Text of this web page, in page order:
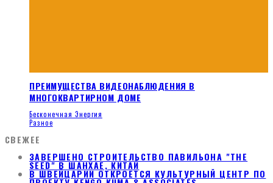
ПРЕИМУЩЕСТВА ВИДЕОНАБЛЮДЕНИЯ В
МНОГОКВАРТИРНОМ ДОМЕ
Бесконечная Энергия
Разное
СВЕЖЕЕ
ЗАВЕРШЕНО СТРОИТЕЛЬСТВО ПАВИЛЬОНА "THE
SEED" В ШАНХАЕ, КИТАЙ
В ШВЕЙЦАРИИ ОТКРОЕТСЯ КУЛЬТУРНЫЙ ЦЕНТР ПО